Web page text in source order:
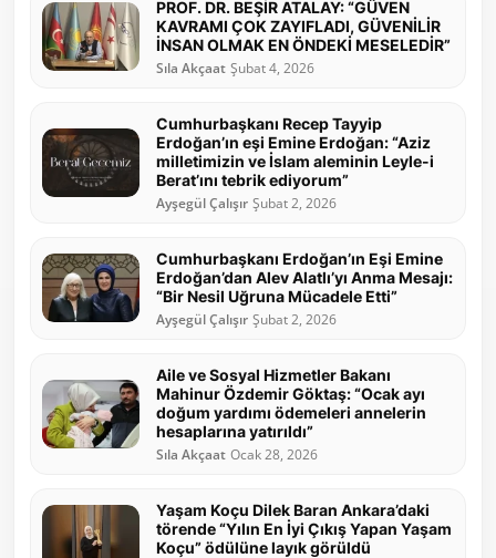
PROF. DR. BEŞİR ATALAY: “GÜVEN
KAVRAMI ÇOK ZAYIFLADI, GÜVENİLİR
İNSAN OLMAK EN ÖNDEKİ MESELEDİR”
Sıla Akçaat Şubat 4, 2026
Cumhurbaşkanı Recep Tayyip
Erdoğan’ın eşi Emine Erdoğan: “Aziz
milletimizin ve İslam aleminin Leyle-i
Berat’ını tebrik ediyorum”
Ayşegül Çalışır Şubat 2, 2026
Cumhurbaşkanı Erdoğan’ın Eşi Emine
Erdoğan’dan Alev Alatlı’yı Anma Mesajı:
“Bir Nesil Uğruna Mücadele Etti”
Ayşegül Çalışır Şubat 2, 2026
Aile ve Sosyal Hizmetler Bakanı
Mahinur Özdemir Göktaş: “Ocak ayı
doğum yardımı ödemeleri annelerin
hesaplarına yatırıldı”
Sıla Akçaat Ocak 28, 2026
Yaşam Koçu Dilek Baran Ankara’daki
törende “Yılın En İyi Çıkış Yapan Yaşam
Koçu” ödülüne layık görüldü